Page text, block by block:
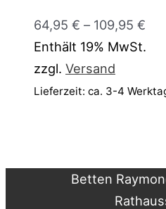
64,95 € – 109,95 €
Enthält 19% MwSt.
zzgl. Versand
Lieferzeit: ca. 3-4
Betten